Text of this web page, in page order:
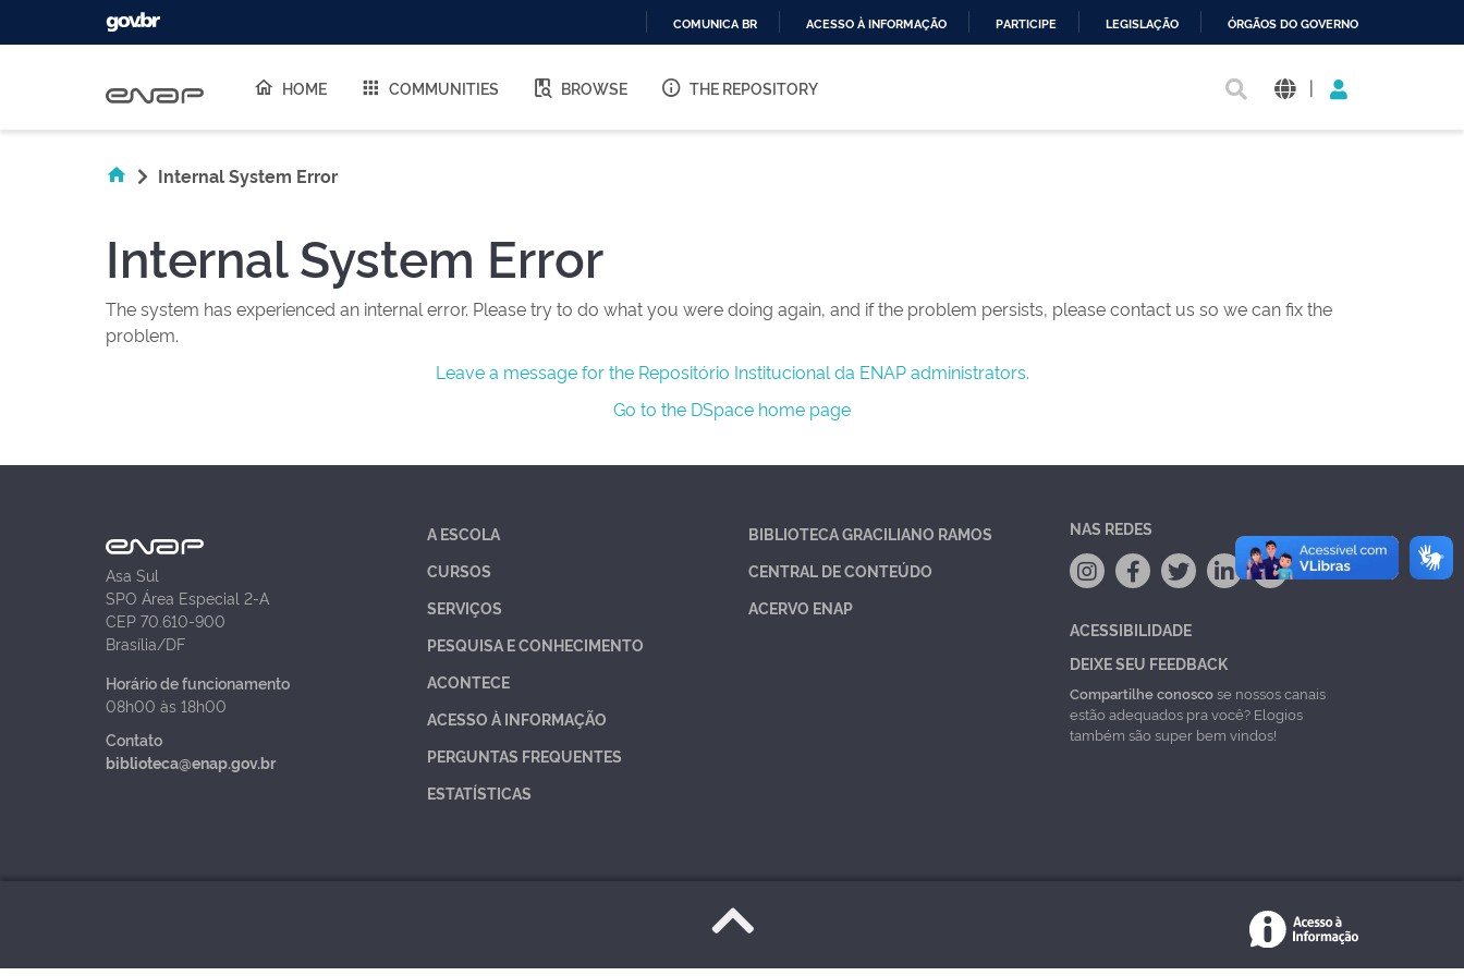
O
COMUNICA BR ACESSO À INFORMAÇÃO PARTICIPE LEGISLAÇÃO ÓRGÃOS DO GOVERNO
HOME COMMUNITIES BROWSE THE REPOSITORY |
Internal System Error
Internal System Error
The system has experienced an internal error. Please try to do what you were doing again, and if the problem persists, please contact us so we can fix the
problem.
Leave a message for the Repositório Institucional da ENAP administrators.
Go to the DSpace home page
Asa Sul
SPO Área Especial 2-A
CEP 70.610-900
Brasília/DF
Horário de funcionamento
08h00 às 18h00
Contato
biblioteca@enap.gov.br
A ESCOLA
CURSOS
SERVIÇOS
PESQUISA E CONHECIMENTO
ACONTECE
ACESSO À INFORMAÇÃO
PERGUNTAS FREQUENTES
ESTATÍSTICAS
BIBLIOTECA GRACILIANO RAMOS
CENTRAL DE CONTEÚDO
ACERVO ENAP
NAS REDES
ACESSIBILIDADE
DEIXE SEU FEEDBACK
Compartilhe conoscose nossos canais
estão adequados pra você? Elogios
também são super bem vindos!